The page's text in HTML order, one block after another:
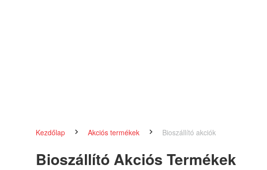
Kezdőlap Akciós termékek Bioszállító akciók
Bioszállító Akciós Termékek